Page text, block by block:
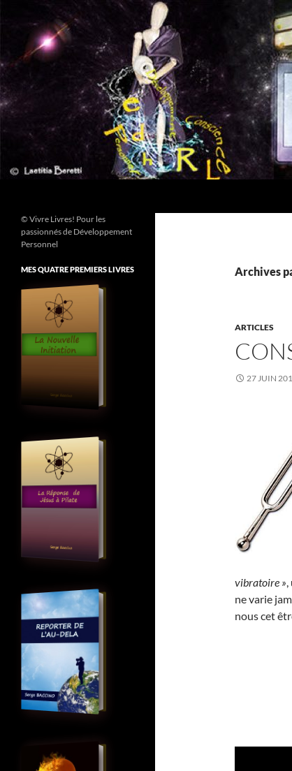
contenu
Archives
ARTICLES
27 JUIN
vibratoire »,
ne varie
nous cet
© Vivre Livres! Pour les
passionnés de Développement
Personnel
MES QUATRE PREMIERS LIVRES